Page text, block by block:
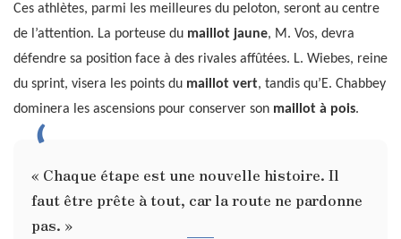
Ces athlètes, parmi les meilleures du peloton, seront au centre
de l’attention. La porteuse du maillot jaune, M. Vos, devra
défendre sa position face à des rivales affûtées. L. Wiebes, reine
du sprint, visera les points du maillot vert, tandis qu’E. Chabbey
dominera les ascensions pour conserver son maillot à pois.
« Chaque étape est une nouvelle histoire. Il
faut être prête à tout, car la route ne pardonne
pas. »